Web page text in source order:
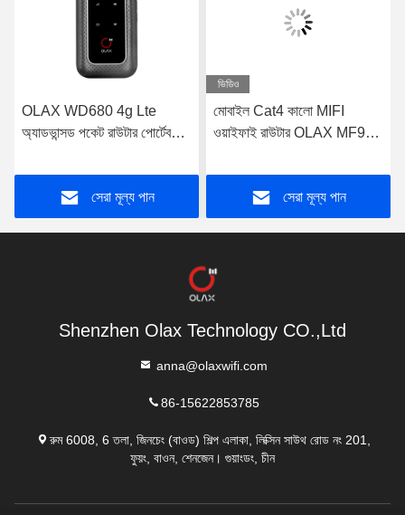
OLAX WD680 4g Lte
অ্যাডভান্সড পকেট রাউটার পোর্টেবল
সেরা মূল্য পান
ভিডিও
মোবাইল Cat4 কালো MIFI
ওয়াইফাই রাউটার OLAX MF982
সেরা মূল্য পান
Shenzhen Olax Technology CO.,Ltd
anna@olaxwifi.com
86-15622853785
রুম 6008, 6 তলা, জিনচেং (বাওড) শিল্প এলাকা, লিক্সিন সাউথ রোড নং 201,
ফুয়ং, বাওন, শেনজেন। গুয়াংডং, চীন